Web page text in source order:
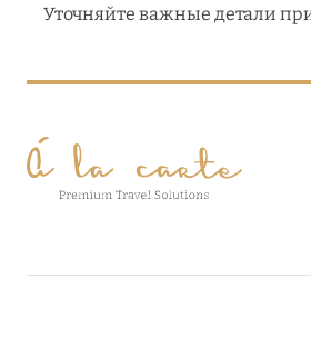
Уточняйте важные детали